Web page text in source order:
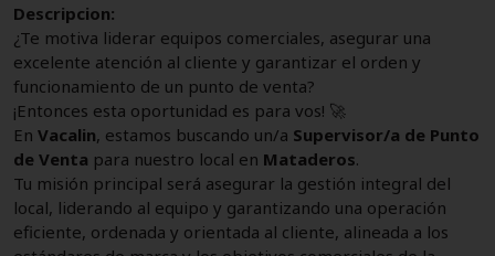
Descripcion:
¿Te motiva liderar equipos comerciales, asegurar una
excelente atención al cliente y garantizar el orden y
funcionamiento de un punto de venta?
¡Entonces esta oportunidad es para vos! 🚀
En Vacalin, estamos buscando un/a Supervisor/a de Punto
de Venta para nuestro local en Mataderos.
Tu misión principal será asegurar la gestión integral del
local, liderando al equipo y garantizando una operación
eficiente, ordenada y orientada al cliente, alineada a los